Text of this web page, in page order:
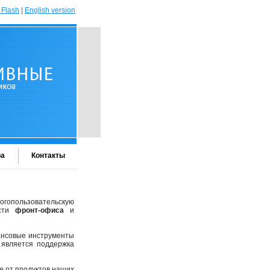
English version
Контакты
фронт-офиса и
инструменты
поддержка